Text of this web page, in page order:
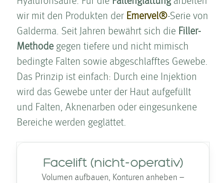
wir mit den Produkten der Emervel®-Serie von
Galderma. Seit Jahren bewährt sich die Filler-
Methode gegen tiefere und nicht mimisch
bedingte Falten­ sowie abgeschlafftes Gewebe.
Das Prinzip ist einfach: Durch eine Injektion
wird das Gewebe unter der Haut aufgefüllt
und Falten­, Aknenarben oder eingesunkene
Bereiche werden geglättet.
Facelift (nicht-operativ)
Volumen aufbauen, Konturen anheben –